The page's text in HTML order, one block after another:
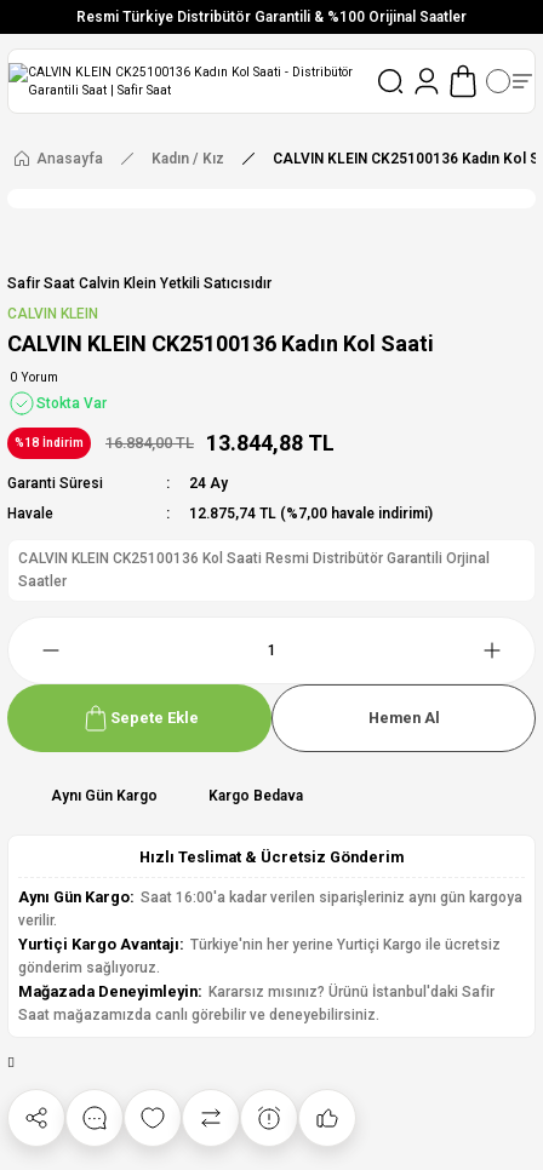
Resmi Türkiye Distribütör Garantili & %100 Orijinal Saatler
Vade Farksız 6 Taksit
Ücretsiz Kargo
Anasayfa Kadın / Kız CALVIN KLEIN CK25100136 Kadın Kol
Safir Saat Calvin Klein Yetkili Satıcısıdır
CALVIN KLEIN
CALVIN KLEIN CK25100136 Kadın Kol Saati
0 Yorum
Stokta Var
%18 İndirim 16.884,00 TL 13.844,88 TL
Garanti Süresi
24 Ay
Havale
12.875,74 TL (%7,00 havale indirimi)
CALVIN KLEIN CK25100136 Kol Saati Resmi Distribütör Garantili Orjinal
Saatler
Sepete Ekle Hemen Al
Aynı Gün Kargo Kargo Bedava
Hızlı Teslimat & Ücretsiz Gönderim
Aynı Gün Kargo: Saat 16:00'a kadar verilen siparişleriniz aynı gün kargoya
verilir.
Yurtiçi Kargo Avantajı: Türkiye'nin her yerine Yurtiçi Kargo ile ücretsiz
gönderim sağlıyoruz.
Mağazada Deneyimleyin: Kararsız mısınız? Ürünü İstanbul'daki Safir
Saat mağazamızda canlı görebilir ve deneyebilirsiniz.